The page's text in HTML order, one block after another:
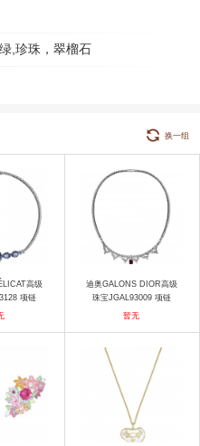
,珍珠，翠榴石
换一组
高级
项链
迪奥GALONS DIOR高级
珠宝JGAL93009 项链
暂无